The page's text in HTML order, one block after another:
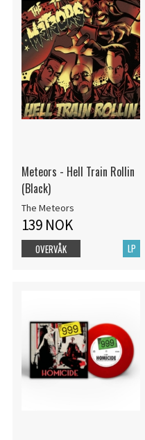
Meteors - Hell Train Rollin
(Black)
The Meteors
139 NOK
LP
OVERVÅK